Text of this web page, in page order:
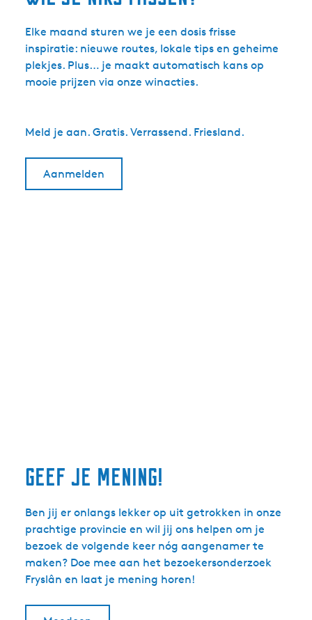
Elke maand sturen we je een dosis frisse
inspiratie: nieuwe routes, lokale tips en geheime
plekjes. Plus… je maakt automatisch kans op
mooie prijzen via onze winacties.
Meld je aan. Gratis. Verrassend. Friesland.
Aanmelden
Geef je mening!
Ben jij er onlangs lekker op uit getrokken in onze
prachtige provincie en wil jij ons helpen om je
bezoek de volgende keer nóg aangenamer te
maken? Doe mee aan het bezoekersonderzoek
Fryslân en laat je mening horen!